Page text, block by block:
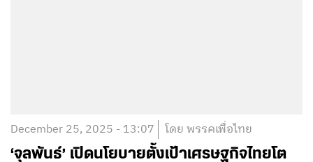
December 25, 2025 - 13:07 โดย พรรคเพื่อไทย
‘จุลพันธ์’ เปิดนโยบายตั้งเป้าเศรษฐกิจไทยโต